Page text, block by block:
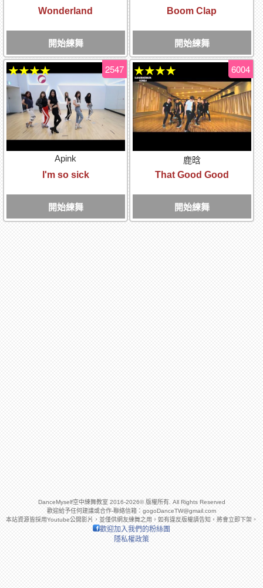
Wonderland
開始練舞
Boom Clap
開始練舞
Apink
I'm so sick
開始練舞
2547
★★★★
鹿晗
That Good Good
開始練舞
6004
★★★★
DanceMyself空中練舞教室 2016-2026© 版權所有. All Rights Reserved
歡迎給予任何建議或合作-聯絡信箱： gogoDanceTW@gmail.com
本站資源皆採用Youtube公開影片，並僅供網友練舞之用，如有違反版權請告知，將會立即下架。
歡迎加入我們的粉絲團
隱私權政策